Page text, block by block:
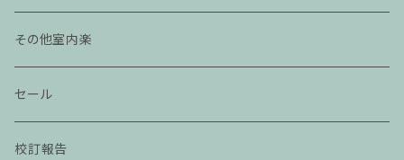
その他室内楽
セール
校訂報告